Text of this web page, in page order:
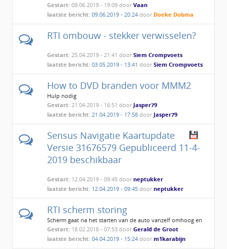
Gestart: 09.06.2019 - 19:09 doorVaan
laatste bericht: 09.06.2019 - 20:24door Doeke Dobma
RTI ombouw - stekker verwisselen?
Gestart: 25.04.2019 - 21:41 doorSiem Crompvoets
laatste bericht: 03.05.2019 - 13:41doorSiem Crompvoets
How to DVD branden voor MMM2
Hulp nodig
Gestart: 21.04.2019 - 16:51 door Jasper79
laatste bericht: 21.04.2019 - 17:58door Jasper79
Sensus Navigatie Kaartupdate
Versie 31676579 Gepubliceerd 11-4-
2019 beschikbaar
Gestart: 12.04.2019 - 09:45 doorneptukker
laatste bericht: 12.04.2019 - 09:45doorneptukker
RTI scherm storing
Scherm gaat na het starten van de auto vanzelf omhoog en
weer naar beneden
Gestart: 18.02.2018 - 07:53 doorGerald de Groot
laatste bericht: 04.04.2019 - 15:24doorm1karabijn